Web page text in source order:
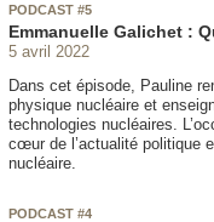
PODCAST #5
Emmanuelle Galichet :
5 avril 2022
Dans cet épisode, Pauline
physique nucléaire et
technologies nucléaires.
cœur de l’actualité politique
nucléaire.
PODCAST #4